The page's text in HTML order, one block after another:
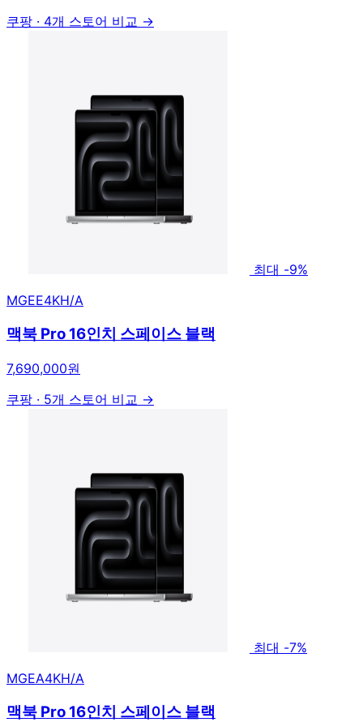
쿠팡 · 4개 스토어 비교 →
최대 -9%
MGEE4KH/A
맥북 Pro 16인치 스페이스 블랙
7,690,000원
쿠팡 · 5개 스토어 비교 →
최대 -7%
MGEA4KH/A
맥북 Pro 16인치 스페이스 블랙